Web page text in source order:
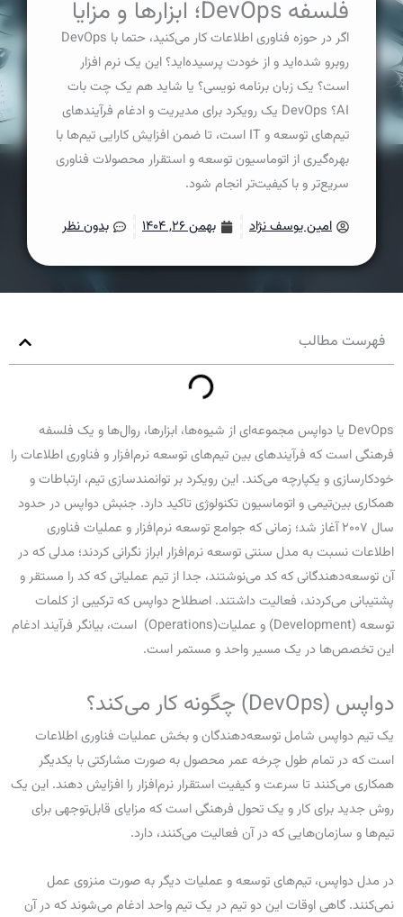
فلسفه DevOps؛ ابزارها و مزایا
اگر در حوزه فناوری اطلاعات کار می‌کنید، حتما با DevOps
روبرو شده‌اید و از خودت پرسیده‌اید؟ این یک نرم افزار
است؟ یک زبان برنامه نویسی؟ یا شاید هم یک چت بات
AI؟ DevOps یک رویکرد برای مدیریت و ادغام فرآیندهای
تیم‌های توسعه و IT است، تا ضمن افزایش کارایی تیم‌ها با
بهره‌گیری از اتوماسیون توسعه و استقرار محصولات فناوری
سریع‌تر و با کیفیت‌تر انجام شود.
امین یوسف نژاد بهمن ۲۶, ۱۴۰۴ بدون نظر
فهرست مطالب
DevOps یا دواپس مجموعه‌ای از شیوه‌ها، ابزارها، روال‌ها و یک فلسفه
فرهنگی است که فرآیندهای بین تیم‌های توسعه نرم‌افزار و فناوری اطلاعات را
خودکارسازی و یکپارچه می‌کند. این رویکرد بر توانمندسازی تیم، ارتباطات و
همکاری بین‌تیمی و اتوماسیون تکنولوژی تاکید دارد. جنبش دواپس در حدود
سال ۲۰۰۷ آغاز شد؛ زمانی که جوامع توسعه نرم‌افزار و عملیات فناوری
اطلاعات نسبت به مدل سنتی توسعه نرم‌افزار ابراز نگرانی کردند؛ مدلی که در
آن توسعه‌دهندگانی که کد می‌نوشتند، جدا از تیم عملیاتی که کد را مستقر و
پشتیبانی می‌کردند، فعالیت داشتند. اصطلاح دواپس که ترکیبی از کلمات
توسعه (Development) و عملیات(Operations) است، بیانگر فرآیند ادغام
این تخصص‌ها در یک مسیر واحد و مستمر است.
دواپس (DevOps) چگونه کار می‌کند؟
یک تیم دواپس شامل توسعه‌دهندگان و بخش عملیات فناوری اطلاعات
است که در تمام طول چرخه عمر محصول به صورت مشارکتی با یکدیگر
همکاری می‌کنند تا سرعت و کیفیت استقرار نرم‌افزار را افزایش دهند. این یک
روش جدید برای کار و یک تحول فرهنگی است که مزایای قابل‌توجهی برای
تیم‌ها و سازمان‌هایی که در آن فعالیت می‌کنند، دارد.
در مدل دواپس، تیم‌های توسعه و عملیات دیگر به صورت منزوی عمل
نمی‌کنند. گاهی اوقات این دو تیم در یک تیم واحد ادغام می‌شوند که در آن